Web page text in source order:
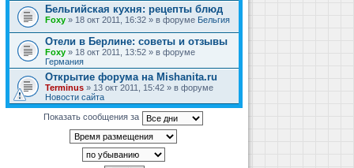
Бельгийская кухня: рецепты блюд
Foxy » 18 окт 2011, 16:32 » в форуме Бельгия
Отели в Берлине: советы и отзывы
Foxy » 18 окт 2011, 13:52 » в форуме
Германия
Открытие форума на Mishanita.ru
Terminus » 13 окт 2011, 15:42 » в форуме
Новости сайта
Показать сообщения за